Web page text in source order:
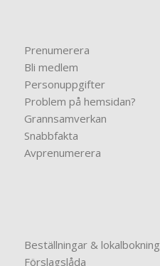
Prenumerera
Bli medlem
Personuppgifter
Problem på hemsidan?
Grannsamverkan
Snabbfakta
Avprenumerera
Beställningar & lokalbokning
Förslagslåda